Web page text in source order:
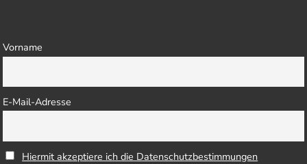
Vorname
E-Mail-Adresse
Hiermit akzeptiere ich die Datenschutzbestimmungen